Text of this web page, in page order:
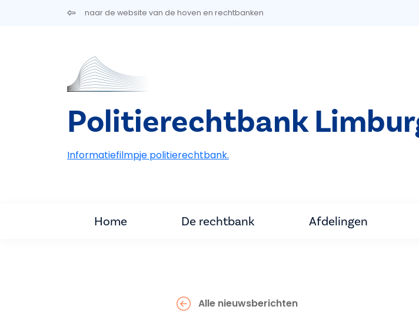
Overslaan en naar de inhoud gaannaar de website van de hoven en rechtbanken
Politierechtbank
Informatiefilmpje politierechtbank.
Home De rechtbank Afdelingen
Alle nieuwsberichten